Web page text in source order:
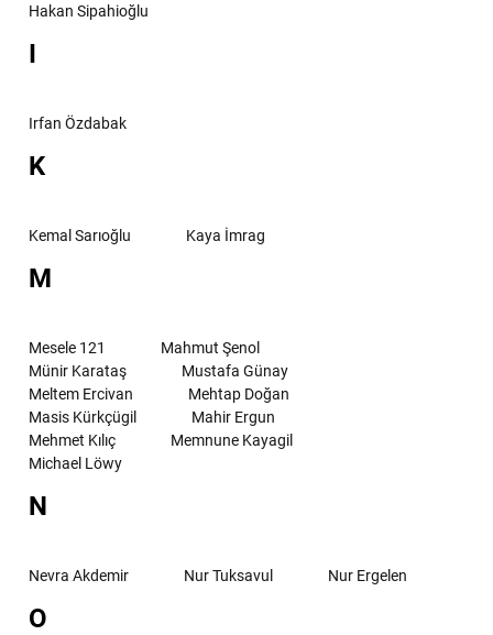
Hakan Sipahioğlu
I
Irfan Özdabak
K
Kemal Sarıoğlu Kaya İmrag
M
Mesele 121
Mahmut Şenol
Münir Karataş
Mustafa Günay
Meltem Ercivan
Mehtap Doğan
Masis Kürkçügil
Mahir Ergun
Mehmet Kılıç
Memnune Kayagil
Michael Löwy
N
Nevra Akdemir Nur Tuksavul Nur Ergelen
O